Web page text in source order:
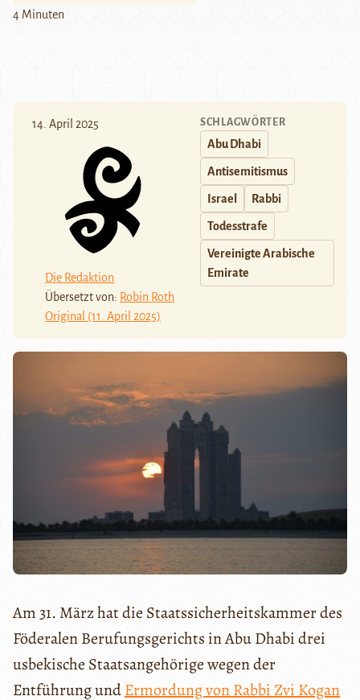
4 Minuten
14. April 2025
Die Redaktion
Übersetzt von: Robin Roth
Original (11. April 2025)
SCHLAGWÖRTER
Abu Dhabi
Antisemitismus
Israel Rabbi
Todesstrafe
Vereinigte Arabische
Emirate
Am 31. März hat die Staatssicherheitskammer des
Föderalen Berufungsgerichts in Abu Dhabi drei
usbekische Staatsangehörige wegen der
Entführung undErmordung von Rabbi Zvi Kogan